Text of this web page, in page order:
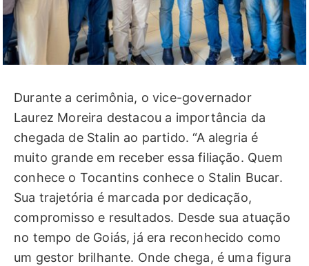
Durante a cerimônia, o vice-governador
Laurez Moreira destacou a importância da
chegada de Stalin ao partido. “A alegria é
muito grande em receber essa filiação. Quem
conhece o Tocantins conhece o Stalin Bucar.
Sua trajetória é marcada por dedicação,
compromisso e resultados. Desde sua atuação
no tempo de Goiás, já era reconhecido como
um gestor brilhante. Onde chega, é uma figura